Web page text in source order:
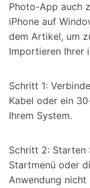
Photo-App auch
iPhone auf
dem Artikel, um
Importieren Ihrer
Schritt 1:
Kabel oder ein
Ihrem System.
Schritt 2: Starten
Startmenü oder
Anwendung